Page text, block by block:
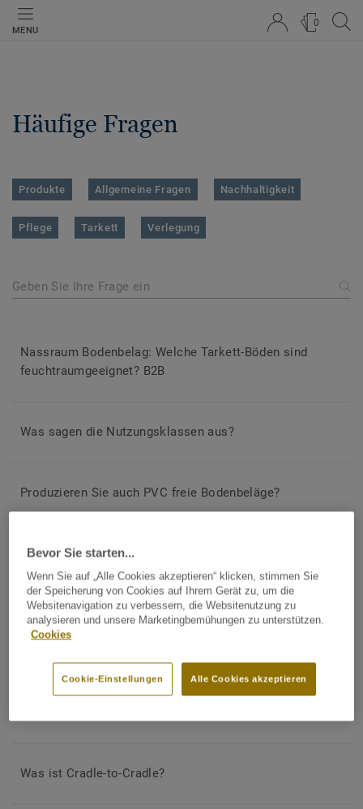
MENU
0
Häufige Fragen
Produkte Allgemeine Fragen Nachhaltigkeit
Pflege Tarkett Verlegung
Nassraum Bodenbelag: Welche Tarkett-Böden sind
feuchtraumgeeignet? B2B
Was sagen die Nutzungsklassen aus?
Produzieren Sie auch PVC freie Bodenbeläge?
Was ist der Unterschied zwischen einem heterogenen
und homogenen Bodenbelag?
Was macht einen iQ Bodenbelag so besonders?
Was bedeutet richtungsfreies Design und gerichtetes
Was ist Cradle-to-Cradle?
Bevor Sie starten...
Wenn Sie auf „Alle Cookies akzeptieren“ klicken, stimmen Sie
der Speicherung von Cookies auf Ihrem Gerät zu, um die
Websitenavigation zu verbessern, die Websitenutzung zu
analysieren und unsere Marketingbemühungen zu unterstützen.
Cookies
Alle Cookies akzeptieren
Cookie-Einstellungen